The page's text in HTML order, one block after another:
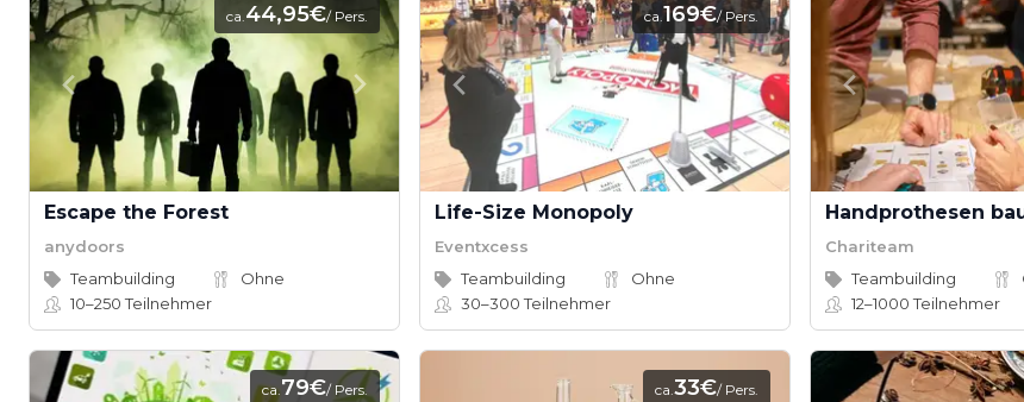
ca.44,95€/ Pers.
Escape the Forest
anydoors
Teambuilding
Ohne
10–250Teilnehmer
ca.169€/ Pers.
Life-Size Monopoly
Eventxcess
Teambuilding
Ohne
30–300Teilnehmer
Chariteam
Teambuilding
12–1000Teilnehmer
ca.79€/ Pers. ca.33€/ Pers.